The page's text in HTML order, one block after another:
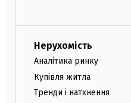
Нерухомість
Аналітика ринку
Купівля житла
Тренди і натхнення